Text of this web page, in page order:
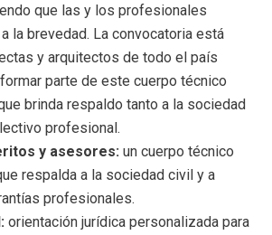
que las y los profesionales
la brevedad. La convocatoria está
y arquitectos de todo el país
parte de este cuerpo técnico
brinda respaldo tanto a la sociedad
profesional.
y asesores: un cuerpo técnico
respalda a la sociedad civil y a
profesionales.
orientación jurídica personalizada para